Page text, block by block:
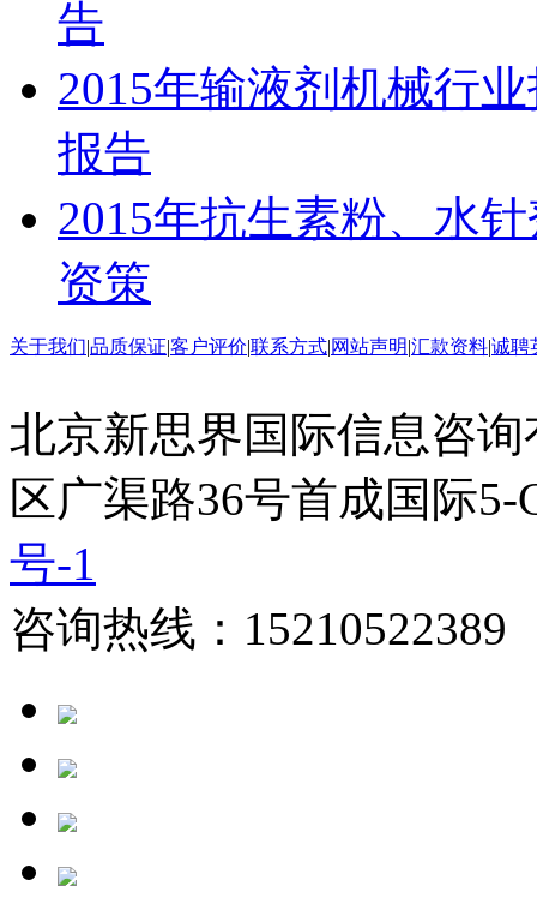
告
2015年输液剂机械行
报告
2015年抗生素粉、水
资策
关于我们|品质保证|客户评价|联系方式|网站声明|汇款资料|诚聘
北京新思界国际信息咨
区广渠路36号首成国际
号-1
咨询热线：